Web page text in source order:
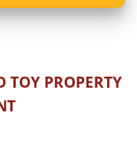
PROPERTY